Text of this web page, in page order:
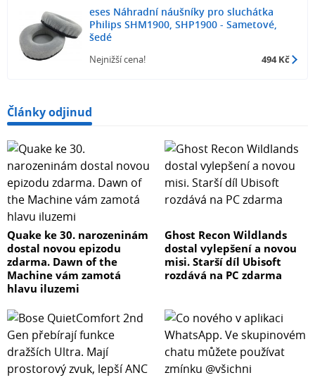
eses Náhradní náušníky pro sluchátka
Philips SHM1900, SHP1900 - Sametové,
šedé
Nejnižší cena! 494 Kč
Články odjinud
Quake ke 30. narozeninám
dostal novou epizodu
zdarma. Dawn of the
Machine vám zamotá
hlavu iluzemi
Ghost Recon Wildlands
dostal vylepšení a novou
misi. Starší díl Ubisoft
rozdává na PC zdarma